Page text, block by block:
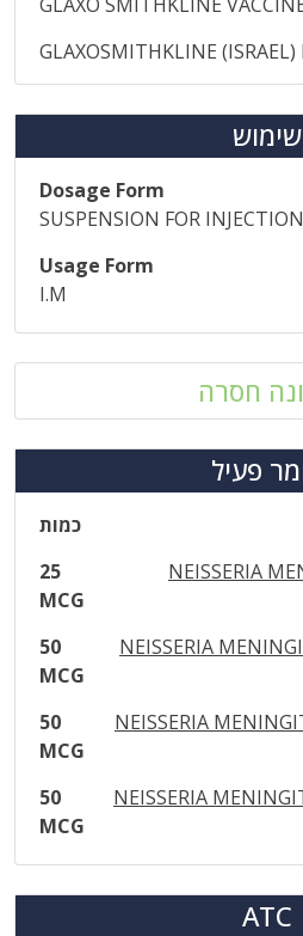
GLAXOSMITHKLINE (ISRAEL)
שימוש
Dosage Form
SUSPENSION FOR INJECTION
Usage Form
I.M
חסרה
פעיל
כמות
NEISSERIA
25
MCG
NEISSERIA
50
MCG
NEISSERIA
50
MCG
NEISSERIA
50
MCG
ATC